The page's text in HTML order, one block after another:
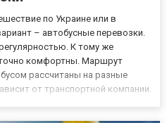
по Украине или в
– автобусные перевозки.
К тому же
комфортны. Маршрут
рассчитаны на разные
от транспортной компании.